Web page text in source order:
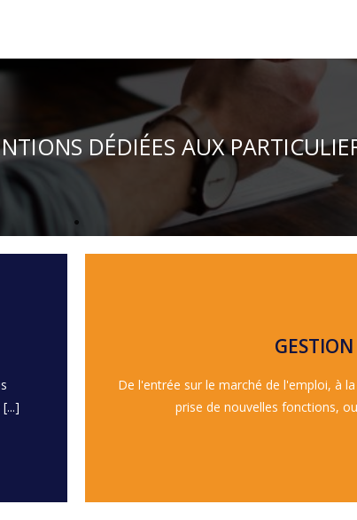
DÉDIÉES AUX
De l'entrée sur le marché de l'emploi, à
prise de nouvelles fonctions,
- Conseil RH - Bilan professionnel -